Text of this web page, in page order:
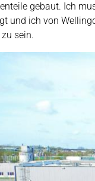
gebaut. Ich
und ich von
sein.